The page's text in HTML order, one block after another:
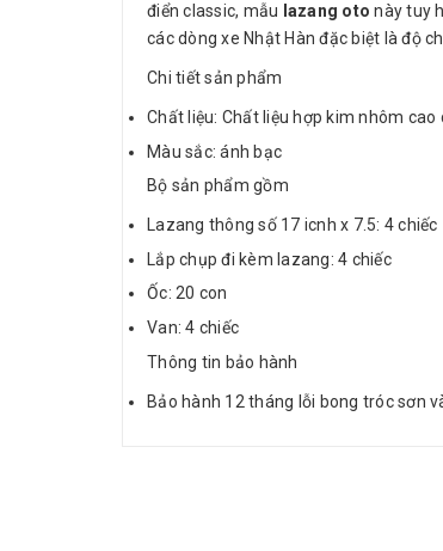
điển classic, mẫu lazang oto này tuy
các dòng xe Nhật Hàn đặc biệt là độ
Chi tiết sản phẩm
Chất liệu: Chất liệu hợp kim nhôm
Màu sắc: ánh bạc
Bộ sản phẩm gồm
Lazang thông số 17 icnh x 7.5: 4 chiếc
Lắp chụp đi kèm lazang: 4 chiếc
Ốc: 20 con
Van: 4 chiếc
Thông tin bảo hành
Bảo hành 12 tháng lỗi bong tróc sơn